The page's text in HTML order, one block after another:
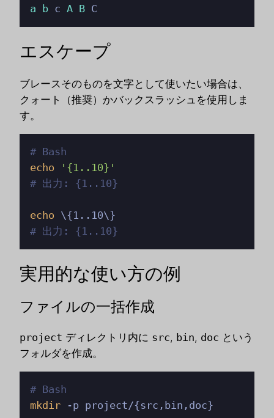
a
b c A B C
エスケープ
ブレースそのものを文字として使いたい場合は、
クォート（推奨）かバックスラッシュを使用しま
す。
# Bash
echo
'{1..10}'
# 出力: {1..10}
echo
# 出力: {1..10}
実用的な使い方の例
ファイルの一括作成
project ディレクトリ内に src, bin, doc という
フォルダを作成。
# Bash
mkdir -p project/{src,bin,doc}